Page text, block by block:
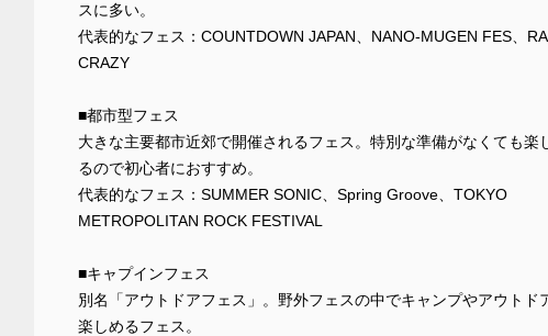
スに多い。
代表的なフェス：COUNTDOWN JAPAN、NANO-MUGEN FES、
CRAZY
■都市型フェス
大きな主要都市近郊で開催されるフェス。特別な準備がなくても楽
るので初心者におすすめ。
代表的なフェス：SUMMER SONIC、Spring Groove、TOKYO
METROPOLITAN ROCK FESTIVAL
■キャプインフェス
別名「アウトドアフェス」。野外フェスの中でキャンプやアウトド
楽しめるフェス。